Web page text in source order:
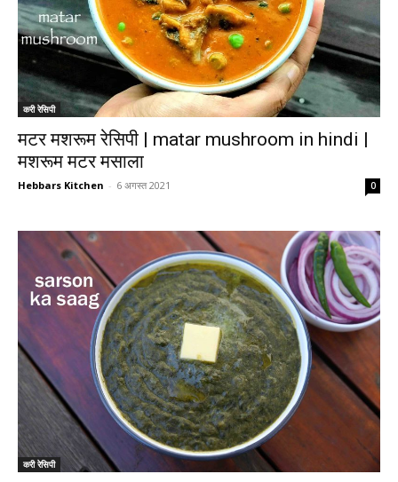
करी रेसिपी
मटर मशरूम रेसिपी | matar mushroom in hindi |
मशरूम मटर मसाला
Hebbars Kitchen - 6 अगस्त 2021 0
करी रेसिपी